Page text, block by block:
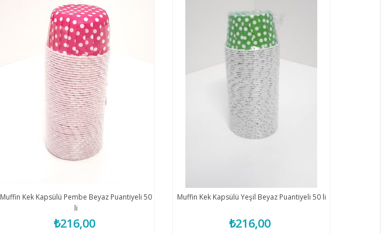
Muffin Kek Kapsülü Pembe Beyaz Puantiyeli 50
li
₺216,00
Muffin Kek Kapsülü Yeşil Beyaz Puantiyeli 50 li
₺216,00